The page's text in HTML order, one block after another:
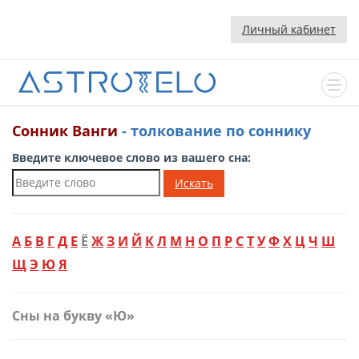
Личный кабинет
Сонник Ванги - толкование по соннику
Введите ключевое слово из вашего сна:
Искать
А Б В ГД Е Ё ЖЗ И Й КЛ М Н О П Р СТУФ Х ЦЧ Ш
ЩЭ ЮЯ
Сны на букву «Ю»